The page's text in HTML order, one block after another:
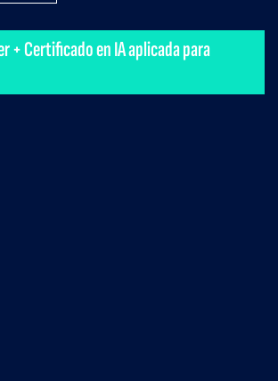
+ Certificado en IA aplicada para